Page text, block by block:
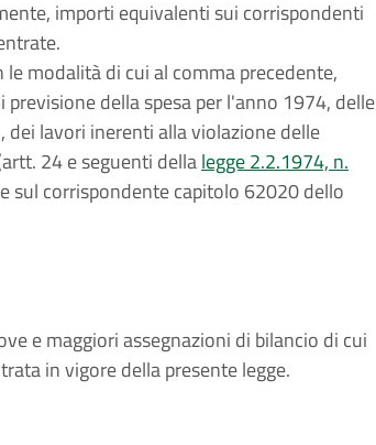
importi equivalenti sui corrispondenti
modalità di cui al comma precedente,
della spesa per l'anno 1974, delle
lavori inerenti alla violazione delle
24 e seguenti dellalegge 2.2.1974, n.
sul corrispondente capitolo 62020 dello
e maggiori assegnazioni di bilancio di cui
in vigore della presente legge.